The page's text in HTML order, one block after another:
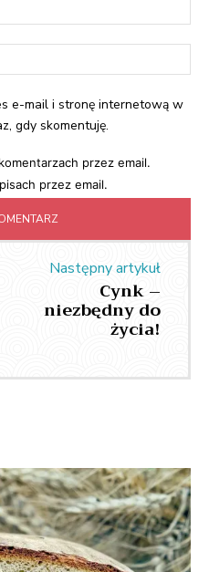
e-mail i stronę internetową w
gdy skomentuję.
przez email.
przez email.
Następny artykuł
Cynk –
niezbędny do
życia!